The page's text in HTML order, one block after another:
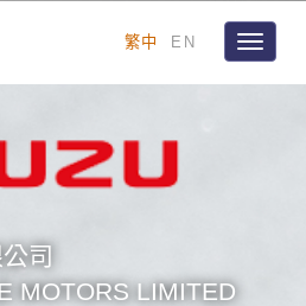
繁中 EN
Toggle
司
MOTORS LIMITED